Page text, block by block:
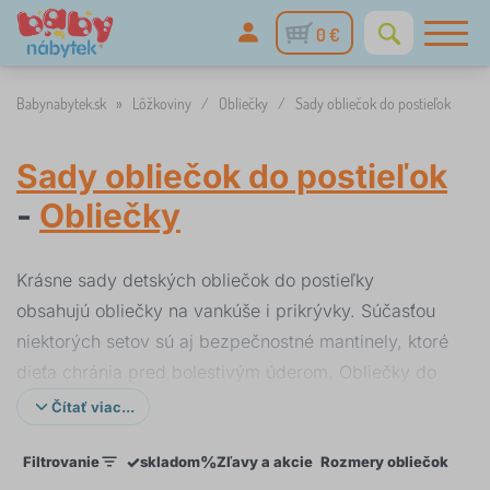
0 €
Babynabytek.sk » Lôžkoviny / Obliečky / Sady obliečok do postieľok
Sady obliečok do postieľok
- Obliečky
Krásne sady detských obliečok do postieľky
obsahujú obliečky na vankúše i prikrývky. Súčasťou
niektorých setov sú aj bezpečnostné mantinely, ktoré
dieťa chránia pred bolestivým úderom. Obliečky do
postieľok sú z kvalitných materiálov, ktoré sú
Čítať viac...
Filtrovanie ✓skladom%Zľavy a akcie Rozmery obliečok